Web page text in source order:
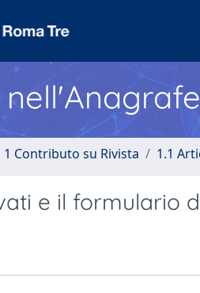
1 Contributo su Rivista 1.1
e il formulario